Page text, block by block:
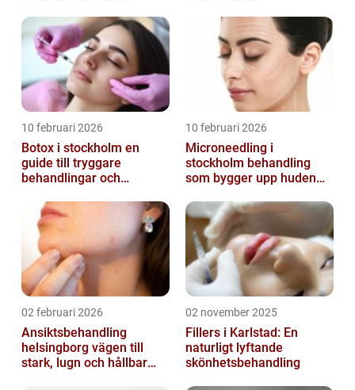
10 februari 2026
Botox i stockholm en
guide till tryggare
behandlingar och
10 februari 2026
Microneedling i
stockholm behandling
som bygger upp huden
02 februari 2026
Ansiktsbehandling
helsingborg vägen till
stark, lugn och hållbar
02 november 2025
Fillers i Karlstad: En
naturligt lyftande
skönhetsbehandling